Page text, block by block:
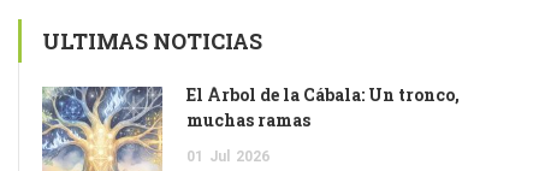
ULTIMAS NOTICIAS
El Árbol de la Cábala: Un tronco,
muchas ramas
01 Jul 2026